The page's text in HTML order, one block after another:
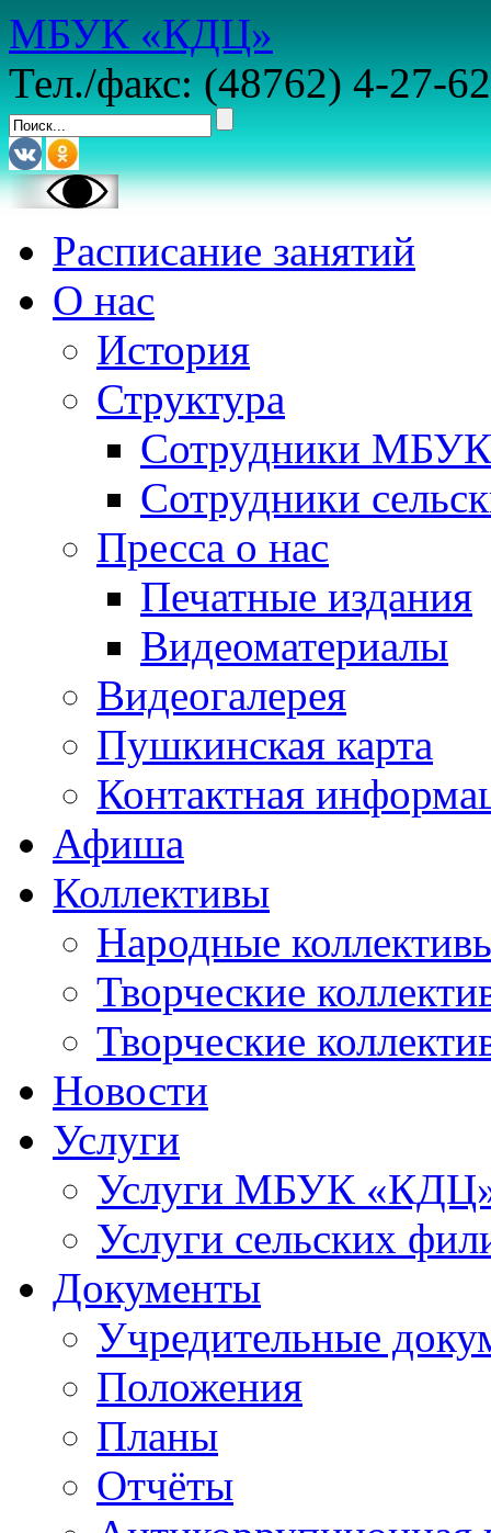
МБУК «КДЦ»
Тел./факс: (48762) 4-27-62
Расписание занятий
О нас
История
Структура
Сотрудники
Сотрудники
Пресса о нас
Печатные издания
Видеоматериалы
Видеогалерея
Пушкинская карта
Контактная
Афиша
Коллективы
Народные
Творческие
Творческие
Новости
Услуги
Услуги МБУК
Услуги сельских
Документы
Учредительные
Положения
Планы
Отчёты